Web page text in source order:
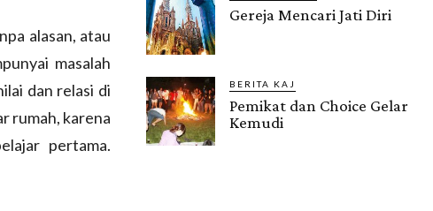
alasan, atau
masalah
dan relasi di
rumah, karena
pertama.
Gereja Mencari Jati Diri
BERITA KAJ
Pemikat dan Choice Gelar
Kemudi
Gendis.ID